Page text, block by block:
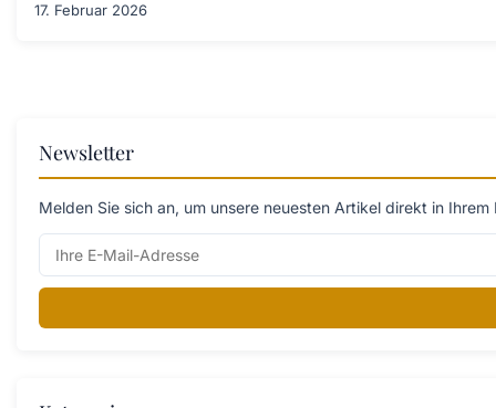
17. Februar 2026
Newsletter
Melden Sie sich an, um unsere neuesten Artikel direkt in